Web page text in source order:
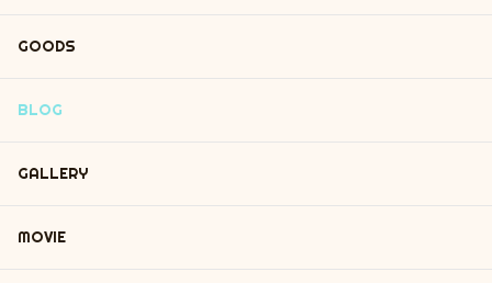
GOODS
BLOG
GALLERY
MOVIE